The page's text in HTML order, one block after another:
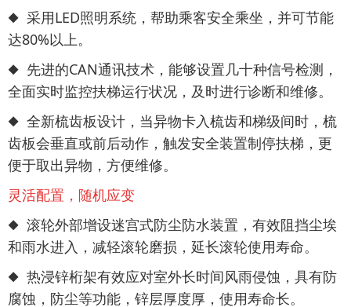
◆ 采用LED照明系统，帮助乘客安全乘坐，并可节能
达80%以上。
◆ 先进的CAN通讯技术，能够设置几十种信号检测，
全面实时监控扶梯运行状况，及时进行诊断和维修。
◆ 全新梳齿板设计，当异物卡入梳齿和梯级间时，梳
齿板会垂直或前后动作，触发安全装置制停扶梯，更
便于取出异物，方便维修。
灵活配置，随机应变
◆ 滚轮外部增设迷宫式防尘防水装置，有效阻挡尘埃
和雨水进入，减轻滚轮磨损，延长滚轮使用寿命。
◆ 热浸锌桁架有效应对室外长时间风雨侵蚀，具有防
腐蚀，防尘等功能，锌层厚度厚，使用寿命长。